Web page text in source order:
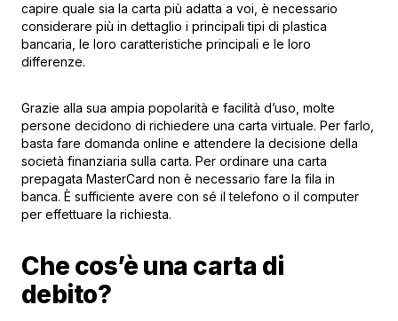
capire quale sia la carta più adatta a voi, è necessario
considerare più in dettaglio i principali tipi di plastica
bancaria, le loro caratteristiche principali e le loro
differenze.
Grazie alla sua ampia popolarità e facilità d’uso, molte
persone decidono di richiedere una carta virtuale. Per farlo,
basta fare domanda online e attendere la decisione della
società finanziaria sulla carta. Per ordinare una carta
prepagata MasterCard non è necessario fare la fila in
banca. È sufficiente avere con sé il telefono o il computer
per effettuare la richiesta.
Che cos’è una carta di
debito?